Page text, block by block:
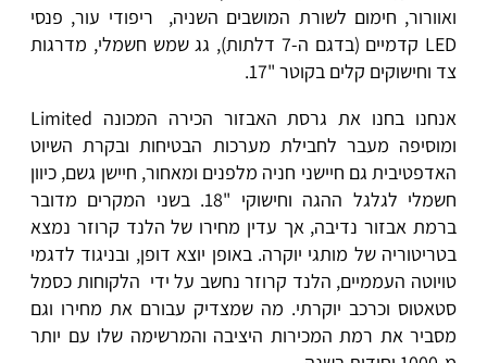
ואוורור, חימום לשורת המושבים השניה, ריפודי עור, פנסי
LED קדמיים (בדגם ה-7 דלתות), גג שמש חשמלי, מדרגות
צד וחישוקים קלים בקוטר "17.
אנחנו בחנו את גרסת האבזור הכירה המכונה Limited
ומוסיפה מעבר לחבילת מערכות הבטיחות ובקרת השיוט
האדפטיבית גם חיישני חניה מלפנים ומאחור, חיישן גשם, כיוון
חשמלי לגלגל ההגה וחישוקי "18. בשני המקרים מדובר
ברמת אבזור נדיבה, אך עדין מחירו של הלנד קרוזר נמצא
בטריטוריה של מותגי יוקרה. באופן יוצא דופן, ובניגוד לדגמי
טויוטה העממיים, הלנד קרוזר נחשב על ידי הלקוחות כסמל
סטאטוס וכרכב יוקרתי. מה שמצדיק עבורם את מחירו וגם
מסביר את רמת המכירות היציבה והמרשימה שלו עם יותר